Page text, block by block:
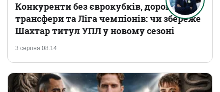
3 серпня 08:14
Конкуренти без єврокубків, дорогі
трансфери та Ліга чемпіонів: чи збереже
Шахтар титул УПЛ у новому сезоні